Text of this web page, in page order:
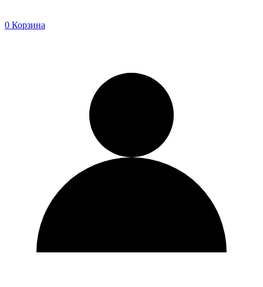
0 Корзина